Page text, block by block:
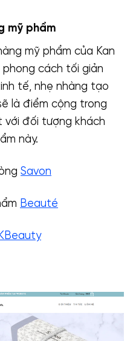
mỹ phẩm
mỹ phẩm của Kan
cách tối giản
tế, nhẹ nhàng tạo
là điểm cộng trong
với đối tượng khách
này.
Savon
Beauté
KBeauty